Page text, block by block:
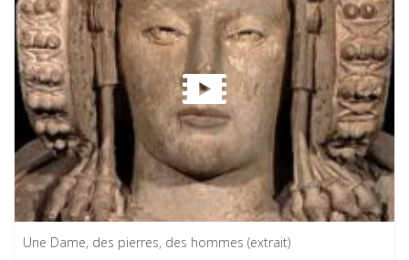
Une Dame, des pierres, des hommes (extrait)